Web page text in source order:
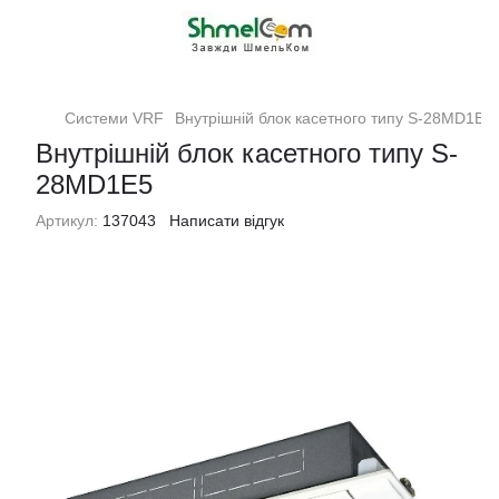
Системи VRF Внутрішній блок касетного типу S-28MD1E5
Внутрішній блок касетного типу S-
28MD1E5
Артикул: 137043 Написати відгук